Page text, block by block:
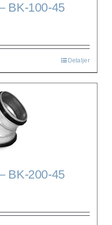
BK-100-45
Detaljer
BK-200-45